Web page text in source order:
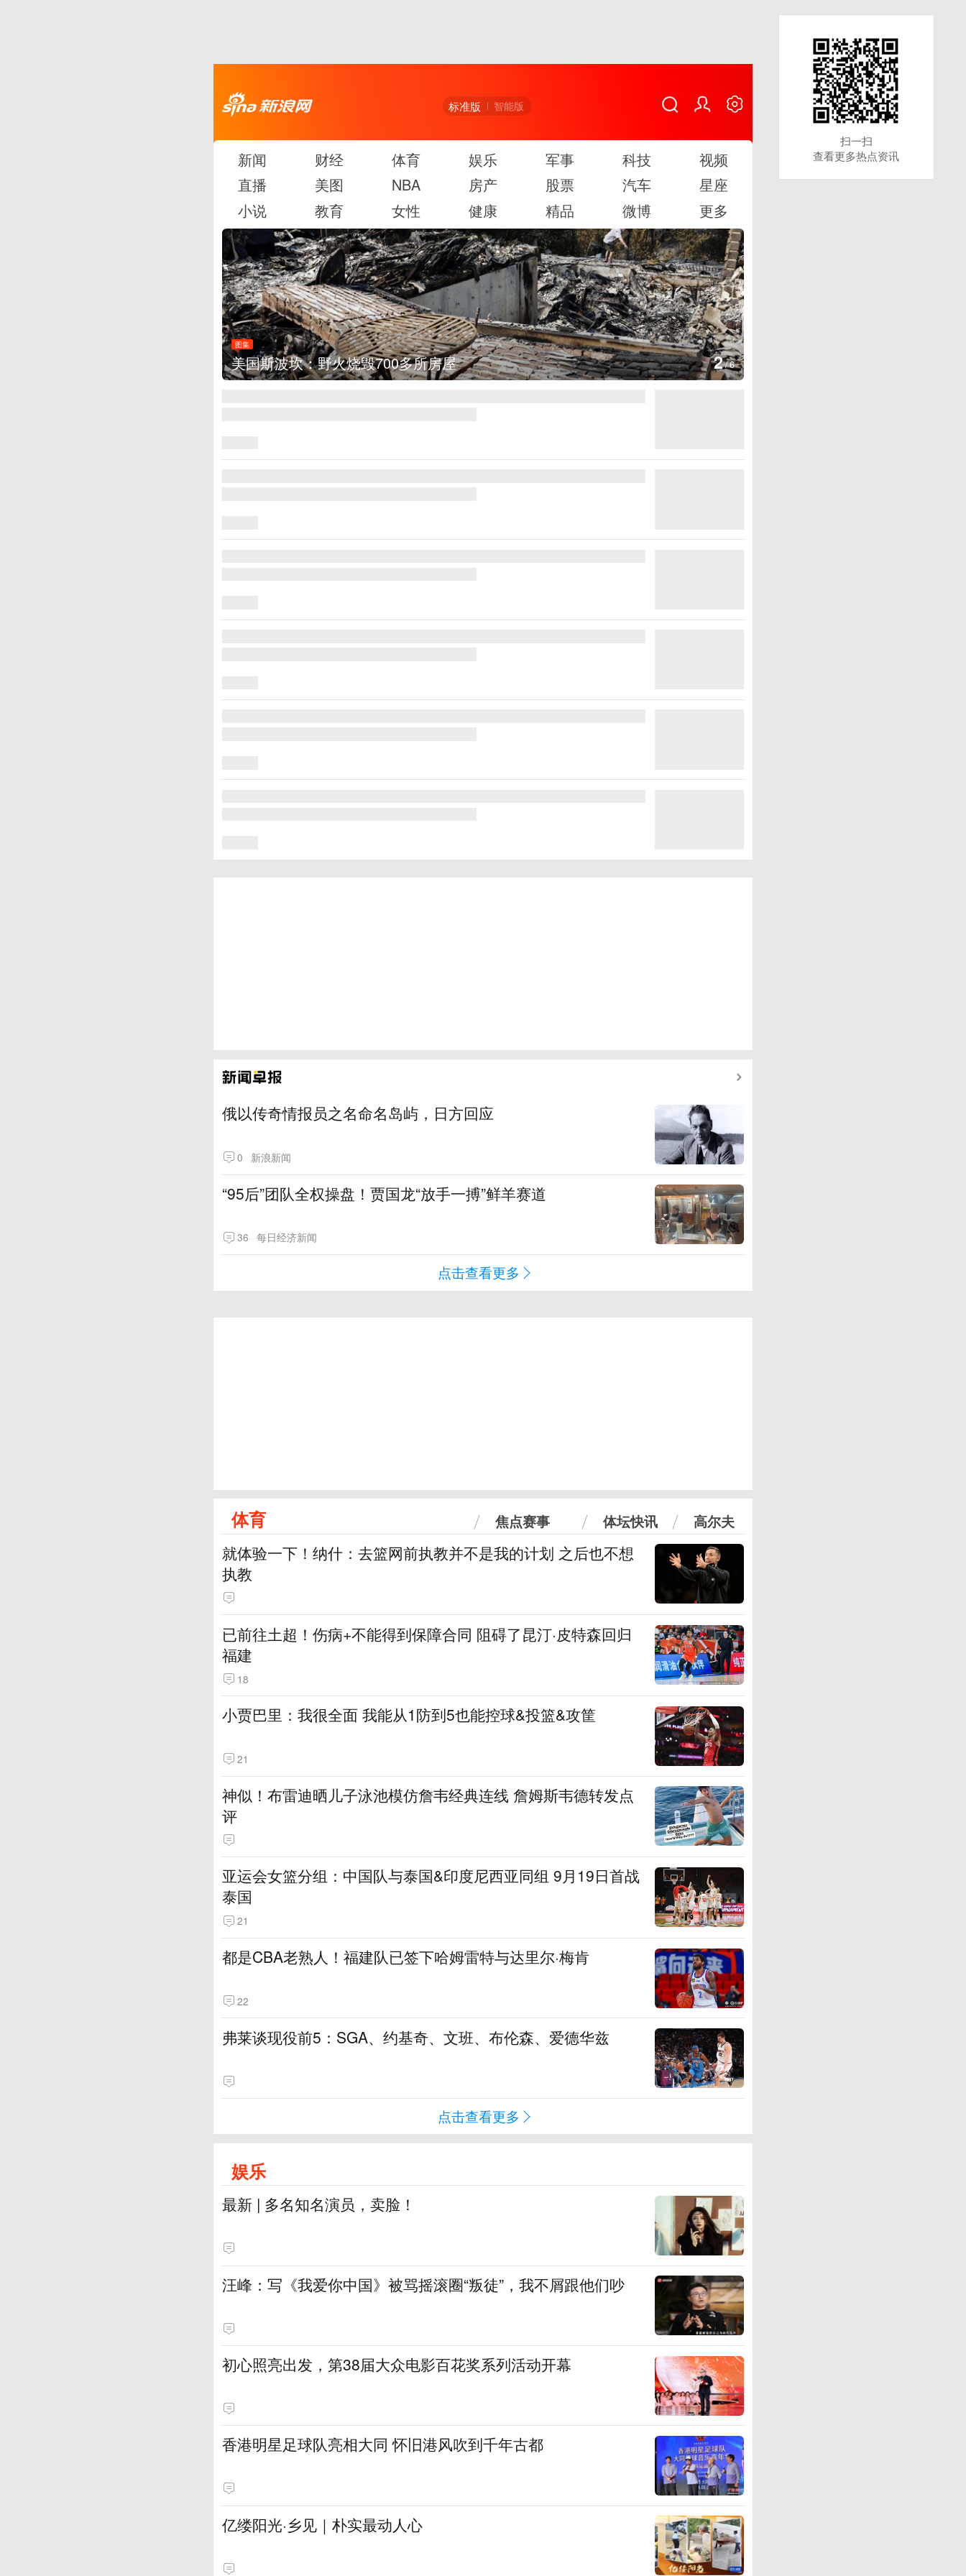
标准版 智能版
新闻 财经 体育 娱乐 军事 科技
视频
直播
美图 NBA 房产 股票 汽车
星座
小说
教育 女性 健康 精品 微博 更多
图集
叙利亚：大马士革发生爆炸 3/6
俄以传奇情报员之名命名岛屿，日方回应
0 新浪新闻
“95后”团队全权操盘！贾国龙“放手一搏”鲜羊赛道
36 每日经济新闻
点击查看更多
体育 焦点赛事 体坛快讯 高尔夫
就体验一下！纳什：去篮网前执教并不是我的计划 之后也不想
执教
已前往土超！伤病+不能得到保障合同 阻碍了昆汀·皮特森回归
福建
18
小贾巴里：我很全面 我能从1防到5也能控球&投篮&攻筐
21
神似！布雷迪晒儿子泳池模仿詹韦经典连线 詹姆斯韦德转发点
评
亚运会女篮分组：中国队与泰国&印度尼西亚同组 9月19日首战
泰国
21
都是CBA老熟人！福建队已签下哈姆雷特与达里尔·梅肯
22
弗莱谈现役前5：SGA、约基奇、文班、布伦森、爱德华兹
点击查看更多
娱乐
最新 | 多名知名演员，卖脸！
汪峰：写《我爱你中国》被骂摇滚圈“叛徒”，我不屑跟他们吵
初心照亮出发，第38届大众电影百花奖系列活动开幕
香港明星足球队亮相大同 怀旧港风吹到千年古都
亿缕阳光·乡见｜朴实最动人心
扫一扫
查看更多热点资讯
扫一扫
查看更多热点资讯